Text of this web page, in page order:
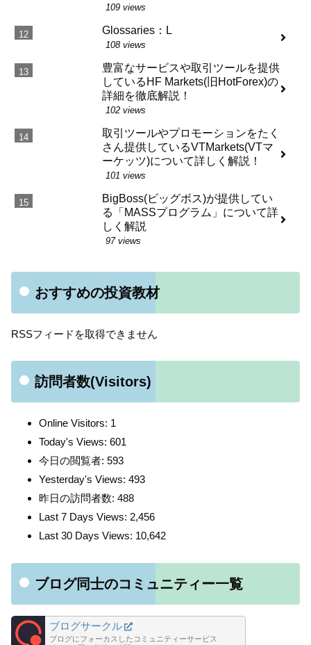
109 views
Glossaries：L
108 views
豊富なサービスや取引ツールを提供
しているHF Markets(旧HotForex)の
詳細を徹底解説！
102 views
取引ツールやプロモーションをたく
さん提供しているVTMarkets(VTマ
ーケッツ)について詳しく解説！
101 views
BigBoss(ビッグボス)が提供してい
る「MASSプログラム」について詳
しく解説
97 views
おすすめの投資教材
RSSフィードを取得できません
訪問者数(Visitors)
Online Visitors: 1
Today's Views: 601
今日の閲覧者: 593
Yesterday's Views: 493
昨日の訪問者数: 488
Last 7 Days Views: 2,456
Last 30 Days Views: 10,642
ブログ同士のコミュニティー一覧
ブログサークル
ブログにフォーカスしたコミュニティーサービス